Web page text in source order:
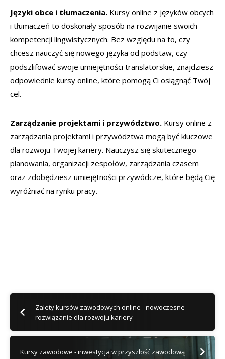
Języki obce i tłumaczenia. Kursy online z języków obcych
i tłumaczeń to doskonały sposób na rozwijanie swoich
kompetencji lingwistycznych. Bez względu na to, czy
chcesz nauczyć się nowego języka od podstaw, czy
podszlifować swoje umiejętności translatorskie, znajdziesz
odpowiednie kursy online, które pomogą Ci osiągnąć Twój
cel.
Zarządzanie projektami i przywództwo. Kursy online z
zarządzania projektami i przywództwa mogą być kluczowe
dla rozwoju Twojej kariery. Nauczysz się skutecznego
planowania, organizacji zespołów, zarządzania czasem
oraz zdobędziesz umiejętności przywódcze, które będą Cię
wyróżniać na rynku pracy.
Zalety kursów zawodowych online - nowoczesne
rozwiązanie dla rozwoju kariery
Kursy zawodowe - inwestycja w przyszłość zawodową